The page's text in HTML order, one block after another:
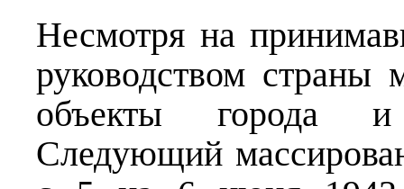
Несмотря на
руководством
объекты города и
Следующий